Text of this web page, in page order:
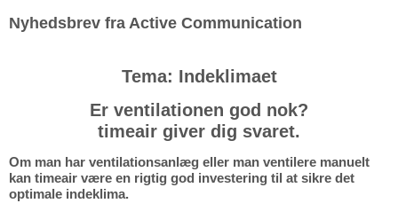
Nyhedsbrev fra Active Communication
Tema: Indeklimaet
Er ventilationen god nok?
timeair giver dig svaret.
Om man har ventilationsanlæg eller man ventilere manuelt
kan timeair være en rigtig god investering til at sikre det
optimale indeklima.